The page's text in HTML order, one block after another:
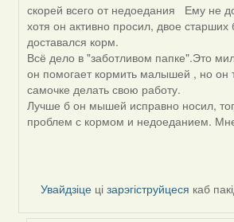
In
reply
to
by
SaMANdaS
скорей всего от недоедания Ему не
хотя он активно просил, двое
доставался корм.
Всё дело в "заботливом папке".Это
он помогает кормить малышей , но он
самочке делать свою работу.
Лучше б он мышей исправно носил,
проблем с кормом и недоеданием.
Увайдзіце цізарэгіструйцеся каб